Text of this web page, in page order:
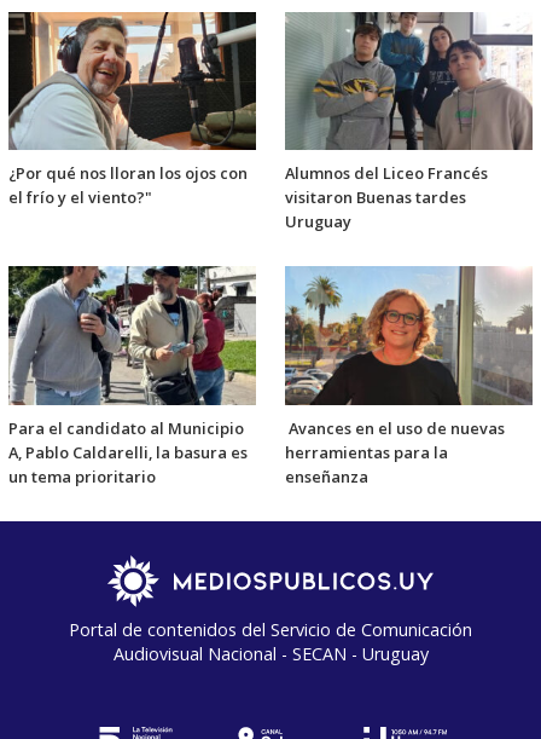
¿Por qué nos lloran los ojos con
el frío y el viento?"
Alumnos del Liceo Francés
visitaron Buenas tardes
Uruguay
Para el candidato al Municipio
A, Pablo Caldarelli, la basura es
un tema prioritario
Avances en el uso de nuevas
herramientas para la
enseñanza
Portal de contenidos del Servicio de Comunicación
Audiovisual Nacional - SECAN - Uruguay